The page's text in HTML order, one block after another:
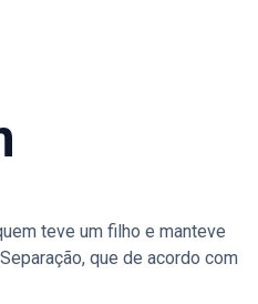
teve um filho e manteve
que de acordo com